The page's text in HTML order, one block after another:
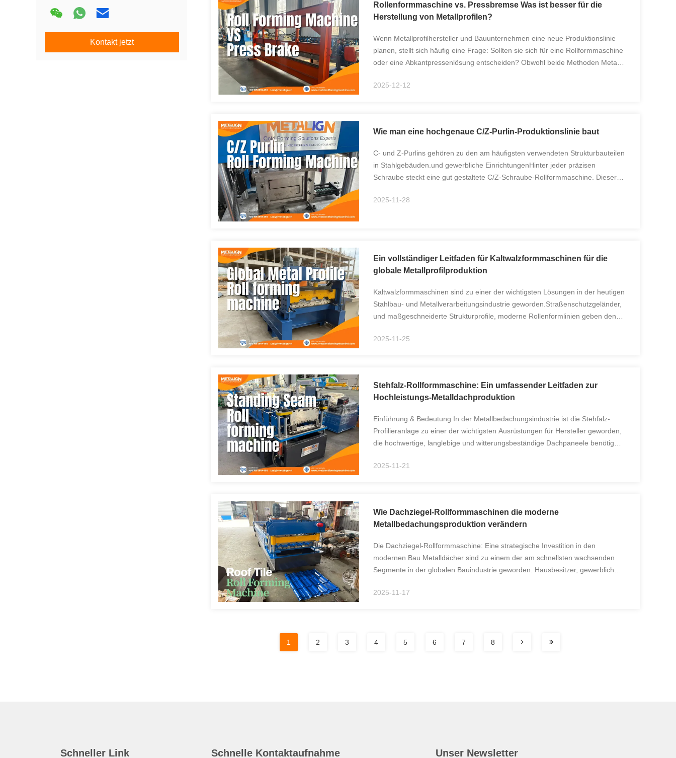
Kontakt jetzt
Rollenformmaschine vs. Pressbremse Was ist besser für die
Herstellung von Metallprofilen?
Wenn Metallprofilhersteller und Bauunternehmen eine neue Produktionslinie
planen, stellt sich häufig eine Frage: Sollten sie sich für eine Rollformmaschine
oder eine Abkantpressenlösung entscheiden? Obwohl beide Methoden Metall
2025-12-12
Wie man eine hochgenaue C/Z-Purlin-Produktionslinie baut
C- und Z-Purlins gehören zu den am häufigsten verwendeten Strukturbauteilen
in Stahlgebäuden.und gewerbliche EinrichtungenHinter jeder präzisen
Schraube steckt eine gut gestaltete C/Z-Schraube-Rollformmaschine. Dieser
Technologien ...
2025-11-28
Ein vollständiger Leitfaden für Kaltwalzformmaschinen für die
globale Metallprofilproduktion
Kaltwalzformmaschinen sind zu einer der wichtigsten Lösungen in der heutigen
Stahlbau- und Metallverarbeitungsindustrie geworden.Straßenschutzgeländer,
und maßgeschneiderte Strukturprofile, moderne Rollenformlinien geben den
2025-11-25
Stehfalz-Rollformmaschine: Ein umfassender Leitfaden zur
Hochleistungs-Metalldachproduktion
Einführung & Bedeutung In der Metallbedachungsindustrie ist die Stehfalz-
Profilieranlage zu einer der wichtigsten Ausrüstungen für Hersteller geworden,
die hochwertige, langlebige und witterungsbeständige Dachpaneele benötigen.
2025-11-21
Wie Dachziegel-Rollformmaschinen die moderne
Metallbedachungsproduktion verändern
Die Dachziegel-Rollformmaschine: Eine strategische Investition in den
modernen Bau Metalldächer sind zu einem der am schnellsten wachsenden
Segmente in der globalen Bauindustrie geworden. Hausbesitzer, gewerbliche
diese eine ...
2025-11-17
1 2 3 4 5 6 7 8
Schneller Link Schnelle Kontaktaufnahme Unser Newsletter